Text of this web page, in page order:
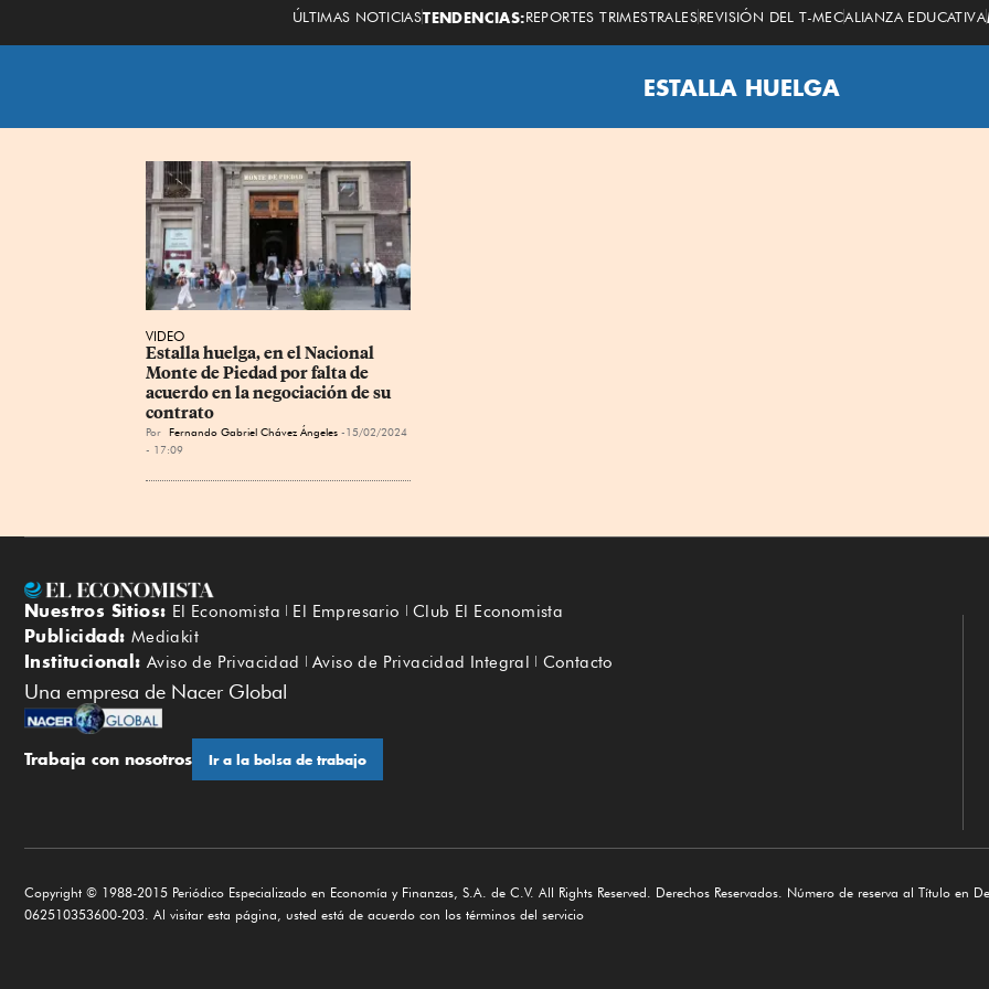
ÚLTIMAS NOTICIASTENDENCIAS:REPORTES TRIMESTRALESREVISIÓN DEL T-MECALIANZA EDUCATIVA
ESTALLA HUELGA
VIDEO
Estalla huelga, en el Nacional
Monte de Piedad por falta de
acuerdo en la negociación de su
contrato
Por Fernando Gabriel Chávez Ángeles
15/02/2024
- 17:09
Nuestros Sitios: El Economista El Empresario Club El Economista
Publicidad: Mediakit
Institucional: Aviso de Privacidad Aviso de Privacidad Integral Contacto
Una empresa de Nacer Global
Trabaja con nosotros Ir a la bolsa de trabajo
Copyright © 1988-2015 Periódico Especializado en Economía y Finanzas, S.A. de C.V. All Rights Reserved. Derechos Reservados. Número de reserva al Título en
062510353600-203. Al visitar esta página, usted está de acuerdo con los términos del servicio